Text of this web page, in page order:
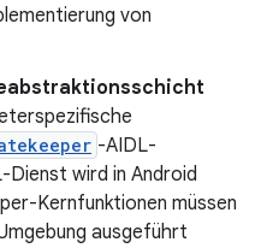
von
-AIDL-
Dienst wird in Android
Kernfunktionen müssen
ausgeführt